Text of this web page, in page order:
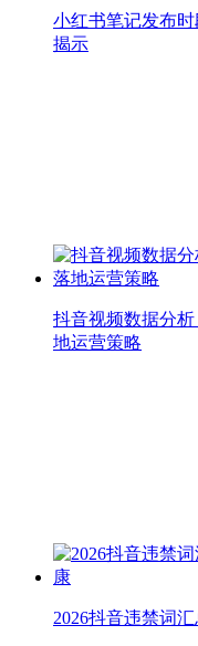
小红书笔记发布
揭示
抖音视频数据分
地运营策略
2026抖音违禁词